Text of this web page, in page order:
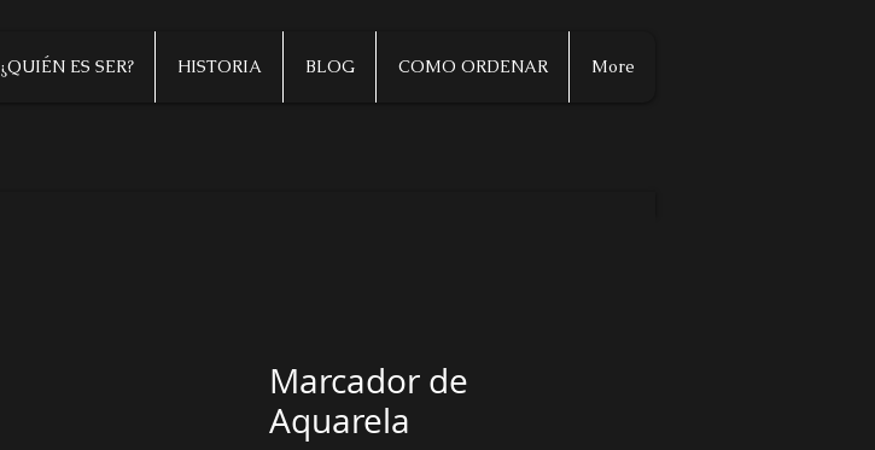
¿QUIÉN ES SER? HISTORIA BLOG COMO ORDENAR More
Marcador de
Aquarela